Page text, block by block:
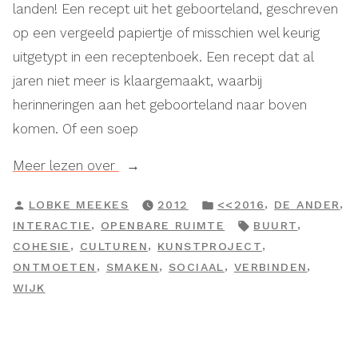
landen! Een recept uit het geboorteland, geschreven
op een vergeeld papiertje of misschien wel keurig
uitgetypt in een receptenboek. Een recept dat al
jaren niet meer is klaargemaakt, waarbij
herinneringen aan het geboorteland naar boven
komen. Of een soep
Meer lezen over “Oersoep”
GEPLAATST
DOOR
LOBKE MEEKES 2012
GEPLAATST
IN
<<2016, DE ANDER,
INTERACTIE, OPENBARE RUIMTE TAGS:
BUURT,
COHESIE , CULTUREN, KUNSTPROJECT,
ONTMOETEN , SMAKEN, SOCIAAL, VERBINDEN,
WIJK